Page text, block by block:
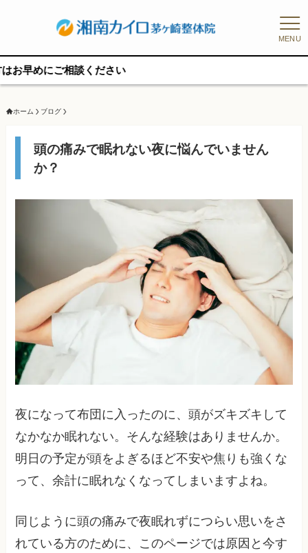
MENU
談ください
ホーム ブログ
頭の痛みで眠れない夜に悩んでいません
か？
夜になって布団に入ったのに、頭がズキズキして
なかなか眠れない。そんな経験はありませんか。
明日の予定が頭をよぎるほど不安や焦りも強くな
って、余計に眠れなくなってしまいますよね。
同じように頭の痛みで夜眠れずにつらい思いをさ
れている方のために、このページでは原因と今す